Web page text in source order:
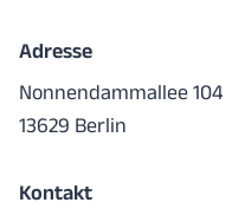
Adresse
Nonnendammallee 104
13629 Berlin
Kontakt